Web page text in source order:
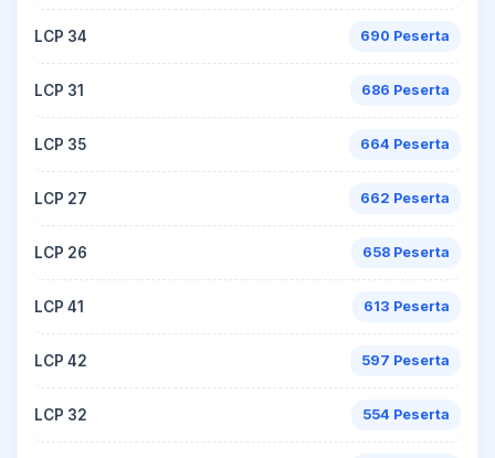
LCP 34 690 Peserta
LCP 31 686 Peserta
LCP 35 664 Peserta
LCP 27 662 Peserta
LCP 26 658 Peserta
LCP 41 613 Peserta
LCP 42 597 Peserta
LCP 32 554 Peserta